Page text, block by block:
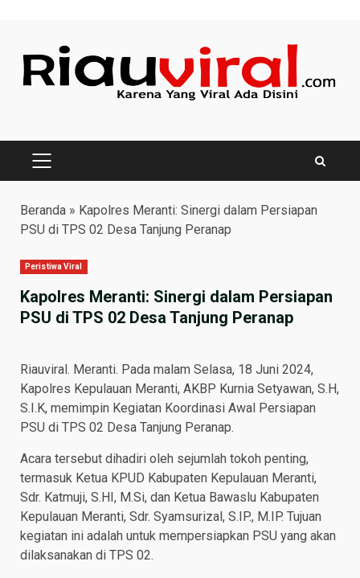
content
PRIMARY
Beranda » Kapolres Meranti: Sinergi dalam Persiapan
PSU di TPS 02 Desa Tanjung Peranap
Peristiwa Viral
Kapolres Meranti: Sinergi dalam Persiapan
PSU di TPS 02 Desa Tanjung Peranap
Riauviral. Meranti. Pada malam Selasa, 18 Juni 2024,
Kapolres Kepulauan Meranti, AKBP Kurnia Setyawan, S.H,
S.I.K, memimpin Kegiatan Koordinasi Awal Persiapan
PSU di TPS 02 Desa Tanjung Peranap.
Acara tersebut dihadiri oleh sejumlah tokoh penting,
termasuk Ketua KPUD Kabupaten Kepulauan Meranti,
Sdr. Katmuji, S.HI, M.Si, dan Ketua Bawaslu Kabupaten
Kepulauan Meranti, Sdr. Syamsurizal, S.IP., M.IP. Tujuan
kegiatan ini adalah untuk mempersiapkan PSU yang akan
dilaksanakan di TPS 02.